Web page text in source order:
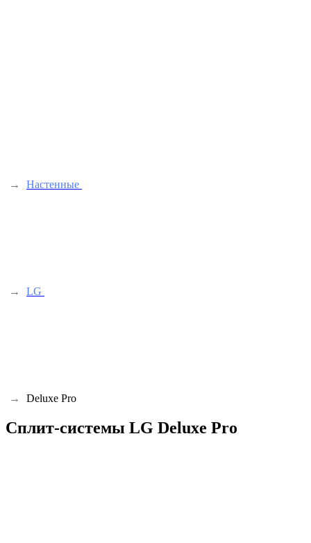
→ Настенные
→ LG
→ Deluxe Pro
Сплит-системы LG Deluxe Pro